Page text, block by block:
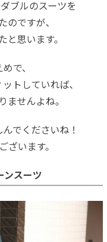
ブルのスーツを
のですが、
と思います。
で、
トしていれば、
ませんよね。
でくださいね！
ざいます。
ンスーツ